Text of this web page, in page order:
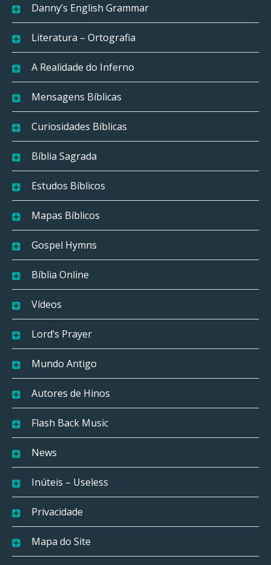
Danny’s English Grammar
Literatura – Ortografia
A Realidade do Inferno
Mensagens Bíblicas
Curiosidades Bíblicas
Bíblia Sagrada
Estudos Bíblicos
Mapas Bíblicos
Gospel Hymns
Bíblia Online
Vídeos
Lord’s Prayer
Mundo Antigo
Autores de Hinos
Flash Back Music
News
Inúteis – Useless
Privacidade
Mapa do Site